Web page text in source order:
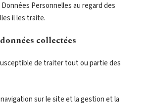
Personnelles au regard des
il les traite.
collectées
de traiter tout ou partie des
sur le site et la gestion et la